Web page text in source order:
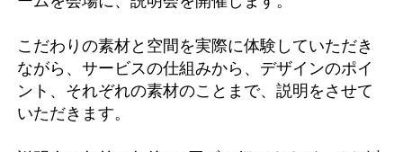
こだわりの素材と空間を実際に体験していただき
ながら、サービスの仕組みから、デザインのポイ
ント、それぞれの素材のことまで、説明をさせて
いただきます。